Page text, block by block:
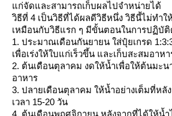
ก่จัดและสามารถเก็บผลไปจำหน่ายได้
วิธีที่ 4 เป็นวิธีที่ได้ผลดีวิธีหนึ่ง วิธีนี้ไม่ทำใ
เหมือนกับวิธีแรก ๆ มีขั้นตอนในการปฏิบัติ
1. ประมาณเดือนกันยายน ใส่ปุ๋ยเกรด
เพื่อเร่งให้ใบแก่เร็วขึ้น และเก็บสะสมอาห
2. ต้นเดือนตุลาคม งดให้น้ำเพื่อให้ต้นมะน
อาหาร
3. ปลายเดือนตุลาคม ให้น้ำอย่างเต็มที่หลั
เวลา 15-20 วัน
4. ต้นเดือนพฤศจิกายน หลังจากที่ได้ให้น้